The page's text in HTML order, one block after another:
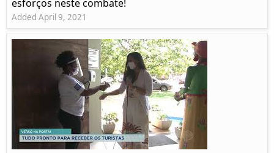
esforços neste combate!
Added April 9, 2021